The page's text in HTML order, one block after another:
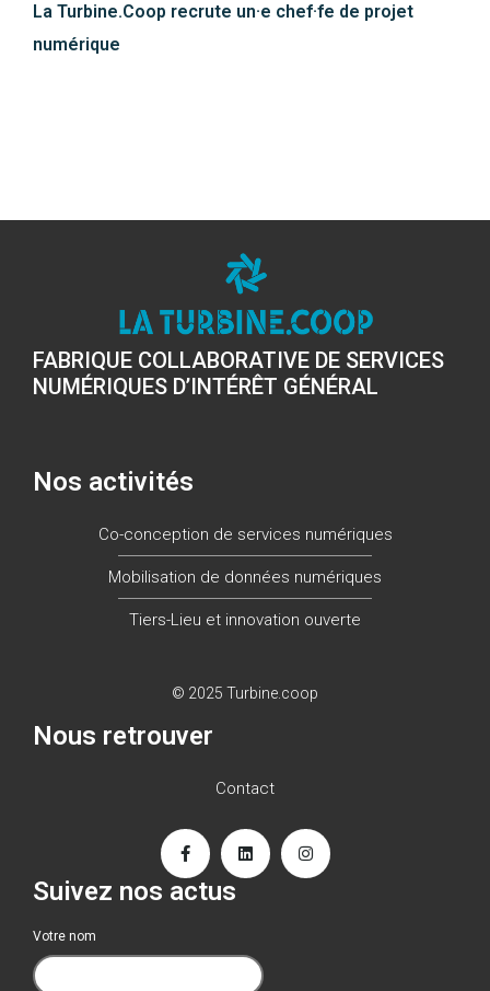
La Turbine.Coop recrute un·e chef·fe de projet
numérique
FABRIQUE COLLABORATIVE DE SERVICES
NUMÉRIQUES D’INTÉRÊT GÉNÉRAL
Nos activités
Co-conception de services numériques
Mobilisation de données numériques
Tiers-Lieu et innovation ouverte
© 2025 Turbine.coop
Nous retrouver
Contact
Suivez nos actus
Votre nom